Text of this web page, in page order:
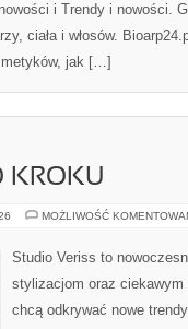
i Trendy i nowości.
ciała i włosów.
jak […]
KROKU
MOŻLIWOŚĆ
Studio Veriss to
stylizacjom oraz ciekawym
chcą odkrywać nowe